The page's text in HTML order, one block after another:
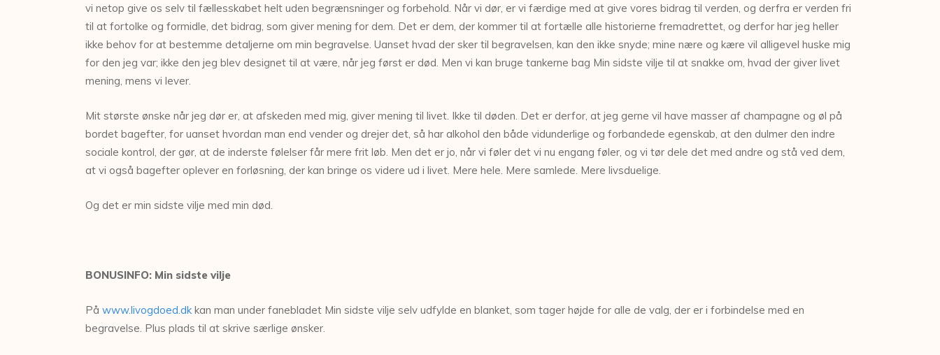
vi netop give os selv til fællesskabet helt uden begrænsninger og forbehold. Når vi dør, er vi færdige med at give vores bidrag til verden, og derfra er verden fri
til at fortolke og formidle, det bidrag, som giver mening for dem. Det er dem, der kommer til at fortælle alle historierne fremadrettet, og derfor har jeg heller
ikke behov for at bestemme detaljerne om min begravelse. Uanset hvad der sker til begravelsen, kan den ikke snyde; mine nære og kære vil alligevel huske mig
for den jeg var; ikke den jeg blev designet til at være, når jeg først er død. Men vi kan bruge tankerne bag Min sidste vilje til at snakke om, hvad der giver livet
mening, mens vi lever.
Mit største ønske når jeg dør er, at afskeden med mig, giver mening til livet. Ikke til døden. Det er derfor, at jeg gerne vil have masser af champagne og øl på
bordet bagefter, for uanset hvordan man end vender og drejer det, så har alkohol den både vidunderlige og forbandede egenskab, at den dulmer den indre
sociale kontrol, der gør, at de inderste følelser får mere frit løb. Men det er jo, når vi føler det vi nu engang føler, og vi tør dele det med andre og stå ved dem,
at vi også bagefter oplever en forløsning, der kan bringe os videre ud i livet. Mere hele. Mere samlede. Mere livsduelige.
Og det er min sidste vilje med min død.
BONUSINFO: Min sidste vilje
På www.livogdoed.dk kan man under fanebladet Min sidste vilje selv udfylde en blanket, som tager højde for alle de valg, der er i forbindelse med en
begravelse. Plus plads til at skrive særlige ønsker.